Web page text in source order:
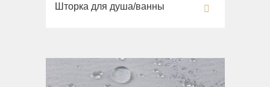
Шторка для душа/ванны